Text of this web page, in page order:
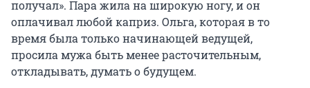
получал». Пара жила на широкую ногу, и он
оплачивал любой каприз. Ольга, которая в то
время была только начинающей ведущей,
просила мужа быть менее расточительным,
откладывать, думать о будущем.